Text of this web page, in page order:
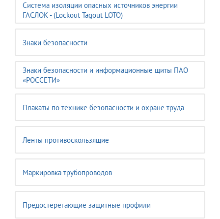
Система изоляции опасных источников энергии
ГАСЛОК - (Lockout Tagout LOTO)
Знаки безопасности
Знаки безопасности и информационные щиты ПАО
«РОССЕТИ»
Плакаты по технике безопасности и охране труда
Ленты противоскользящие
Маркировка трубопроводов
Предостерегающие защитные профили